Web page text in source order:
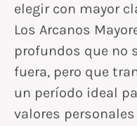
elegir con mayor
Los Arcanos
profundos que no
fuera, pero que
un período ideal
valores